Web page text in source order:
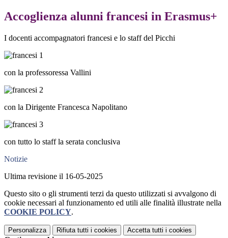
Accoglienza alunni francesi in Erasmus+
I docenti accompagnatori francesi e lo staff del Picchi
con la professoressa Vallini
con la Dirigente Francesca Napolitano
con tutto lo staff la serata conclusiva
Notizie
Ultima revisione il 16-05-2025
Questo sito o gli strumenti terzi da questo utilizzati si avvalgono di
cookie necessari al funzionamento ed utili alle finalità illustrate nella
COOKIE POLICY.
Personalizza Rifiuta tutti i cookies Accetta tutti i cookies